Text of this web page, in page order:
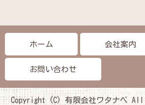
ホーム 会社案内
お問い合わせ
Copyright (C) 有限会社ワタナベ All